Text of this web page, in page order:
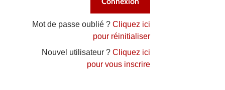
Mot de passe oublié ?Cliquez ici
pour réinitialiser
Nouvel utilisateur ?Cliquez ici
pour vous inscrire